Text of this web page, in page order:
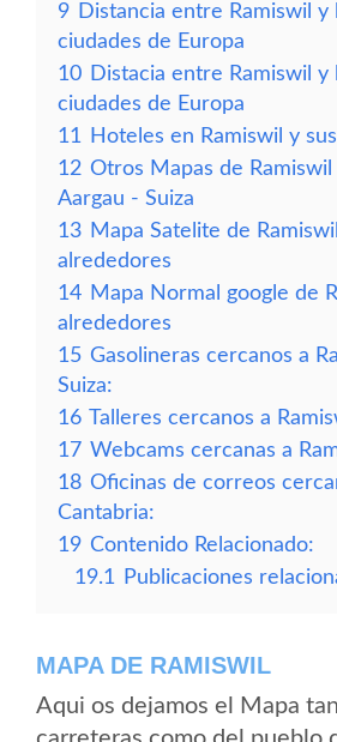
9 Distancia entre Ramiswil y
ciudades de Europa
10 Distacia entre Ramiswil y
ciudades de Europa
11
Hoteles en Ramiswil y
12 Otros Mapas de
Aargau - Suiza
13 Mapa Satelite de
alrededores
14 Mapa Normal google de
alrededores
15 Gasolineras cercanos a
Suiza:
16 Talleres cercanos a
17 Webcams cercanas a
18 Oficinas de correos
Cantabria:
19 Contenido Relacionado:
19.1
Publicaciones
MAPA DE RAMISWIL
Aqui os dejamos el Mapa